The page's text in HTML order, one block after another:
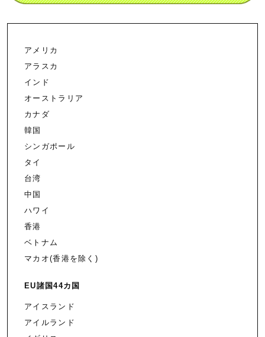
アメリカ
アラスカ
インド
オーストラリア
カナダ
韓国
シンガポール
タイ
台湾
中国
ハワイ
香港
ベトナム
マカオ(香港を除く)
EU諸国44カ国
アイスランド
アイルランド